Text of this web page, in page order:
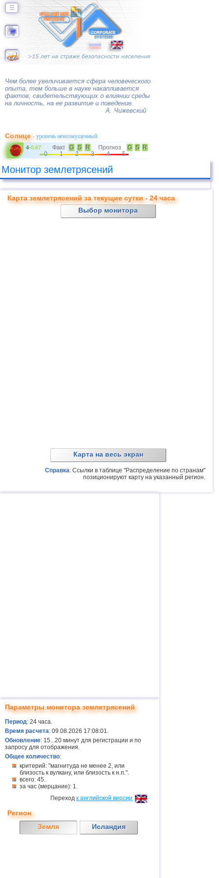
☰
Чем более увеличивается сфера человеческого
опыта, тем больше в науке накапливается
фактов, свидетельствующих о влиянии среды
на личность, на ее развитие и поведение.
А. Чижевский
Солнце- уровень невозмущенный
4-0.67 Факт G S R Прогноз G S
R
0
1 2 3 4 5
Монитор землетрясений
Карта землетрясений за текущие сутки - 24 часа
Выбор монитора
Карта на весь экран
Справка: Ссылки в таблице "Распределение по странам"
позиционируют карту на указанный регион.
Параметры монитора землетрясений
Период: 24 часа.
Время расчета: 09.08.2026 17:08:01.
Обновление: 15...20 минут для регистрации и по
запросу для отображения.
Общее количество:
критерий: "магнитуда не менее 2, или
близость к вулкану, или близость к н.п.".
всего: 45.
за час (мерцание): 1.
Переход к английской версии
Регион
Земля
Исландия